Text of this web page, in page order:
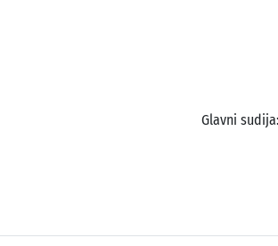
Glavni sudija: